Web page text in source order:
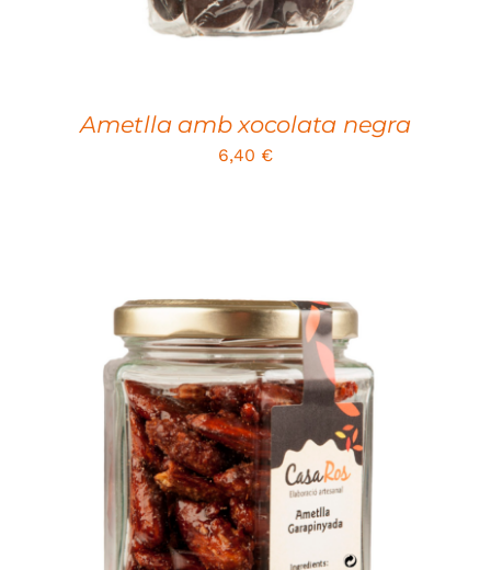
Ametlla amb xocolata negra
6,40 €
SELECT OPTIONS
/
DETAILS